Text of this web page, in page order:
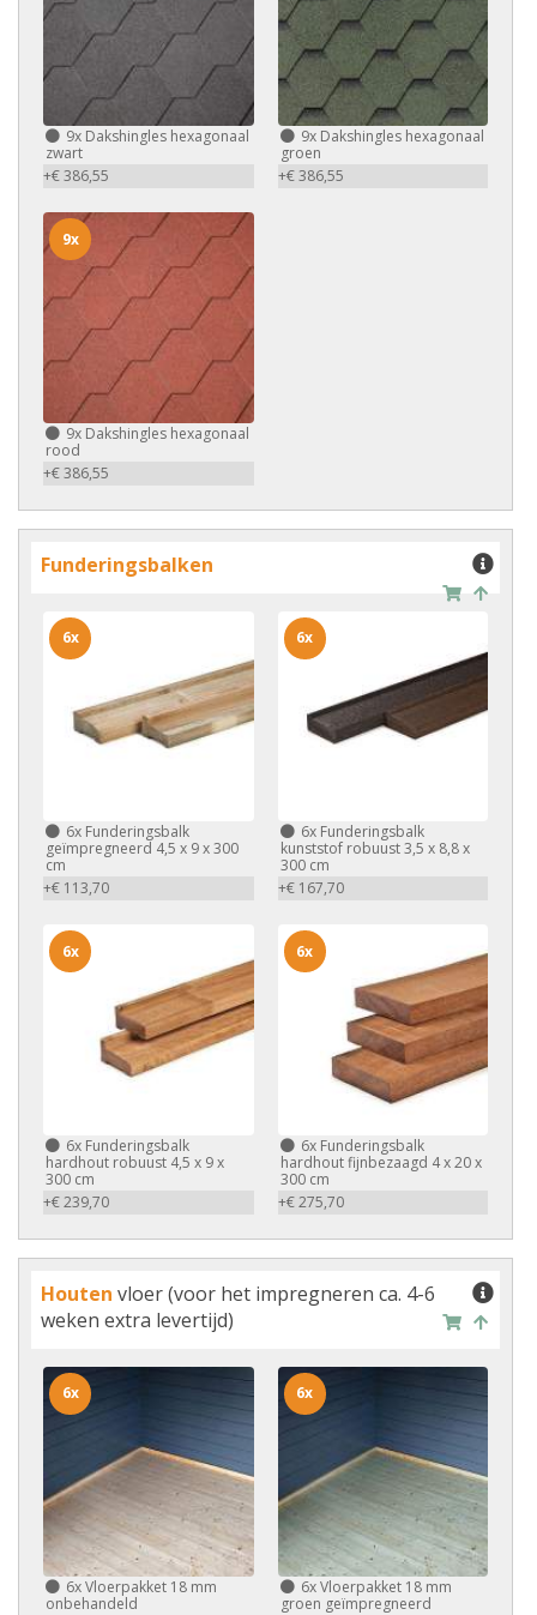
9x Dakshingles hexagonaal
zwart
+€ 386,55
9xDakshingles hexagonaal
groen
+€ 386,55
9x Dakshingles hexagonaal
rood
+€ 386,55
9x
Funderingsbalken
6x Funderingsbalk
geïmpregneerd 4,5 x 9 x 300
cm
+€ 113,70
6x
6xFunderingsbalk
kunststof robuust 3,5 x 8,8 x
300 cm
+€ 167,70
6x
6x Funderingsbalk
hardhout robuust 4,5 x 9 x
300 cm
+€ 239,70
6x
6xFunderingsbalk
hardhout fijnbezaagd 4 x 20 x
300 cm
+€ 275,70
6x
Houten vloer (voor het impregneren ca. 4-6
weken extra levertijd)
6xVloerpakket 18 mm
onbehandeld
6x
6xVloerpakket 18 mm
groen geïmpregneerd
6x